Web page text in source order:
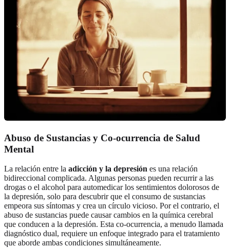
Abuso de Sustancias y Co-ocurrencia de Salud
Mental
La relación entre la adicción y la depresión es una relación
bidireccional complicada. Algunas personas pueden recurrir a las
drogas o el alcohol para automedicar los sentimientos dolorosos de
la depresión, solo para descubrir que el consumo de sustancias
empeora sus síntomas y crea un círculo vicioso. Por el contrario, el
abuso de sustancias puede causar cambios en la química cerebral
que conducen a la depresión. Esta co-ocurrencia, a menudo llamada
diagnóstico dual, requiere un enfoque integrado para el tratamiento
que aborde ambas condiciones simultáneamente.